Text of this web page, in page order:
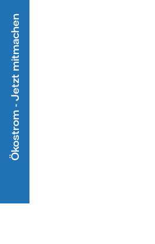
Ökostrom - Jetzt mitmachen